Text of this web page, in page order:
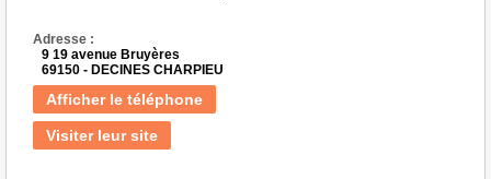
Adresse :
9 19 avenue Bruyères
69150 - DECINES CHARPIEU
Afficher le téléphone
Visiter leur site